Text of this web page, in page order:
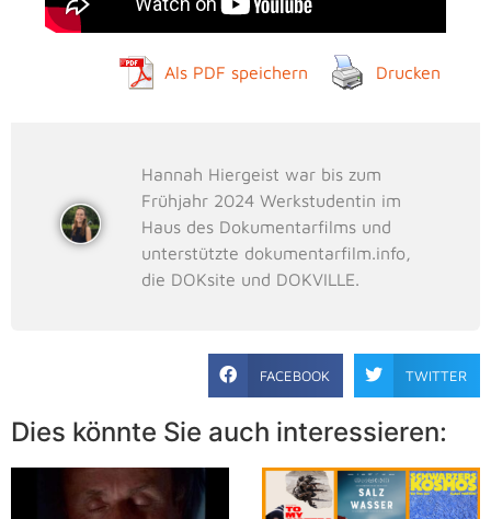
Als PDF speichern Drucken
Hannah Hiergeist war bis zum
Frühjahr 2024 Werkstudentin im
Haus des Dokumentarfilms und
unterstützte dokumentarfilm.info,
die DOKsite und DOKVILLE.
FACEBOOK TWITTER
Dies könnte Sie auch interessieren: